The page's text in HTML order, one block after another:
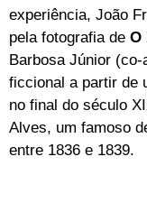
experiência, João
pela fotografia de O
Barbosa Júnior
ficcional a partir de
no final do século
Alves, um famoso
entre 1836 e 1839.